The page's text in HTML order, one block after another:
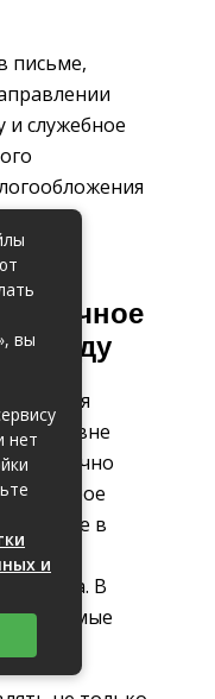
письме,
и служебное
году
для
вне
которое
Далее в
приказа. В
самые
вы
нет
и